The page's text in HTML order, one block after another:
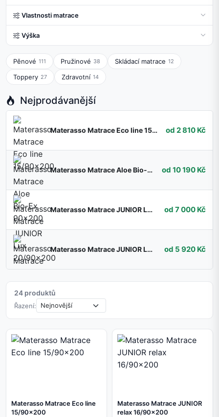
Vlastnosti matrace
Výška
Pěnové 111 Pružinové 38 Skládací matrace 12
Toppery 27 Zdravotní 14
Nejprodávanější
Materasso Matrace Eco line 15/90x200 od 2 810 Kč
Materasso Matrace Aloe Bio-Ex 90x200 od 10 190 Kč
Materasso Matrace JUNIOR Lux 20/90x200 od 7 000 Kč
Materasso Matrace JUNIOR Lux 16/90x200 od 5 920 Kč
24 produktů
Řazení:
Materasso Matrace Eco line
15/90x200
Materasso Matrace JUNIOR
relax 16/90x200